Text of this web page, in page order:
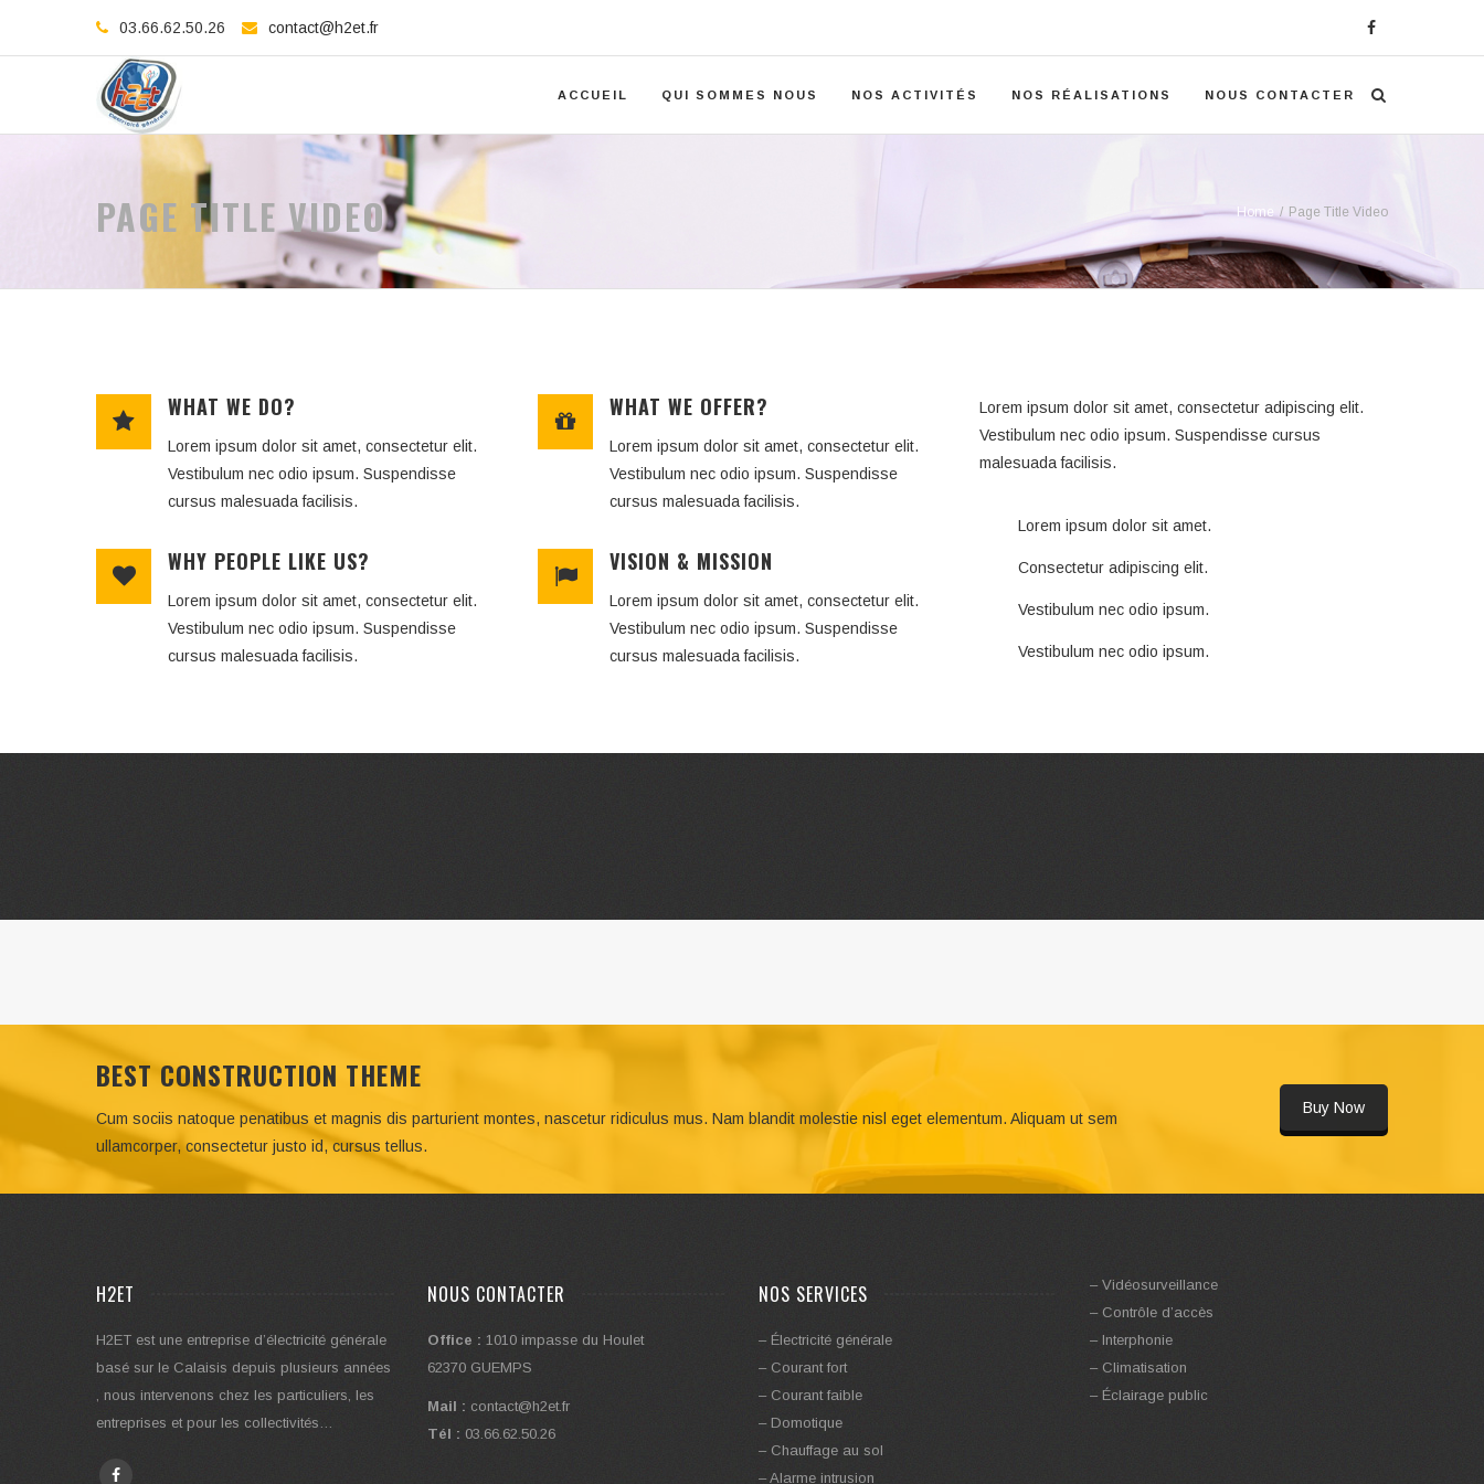
03.66.62.50.26 contact@h2et.fr
ACCUEIL QUI SOMMES NOUS NOS ACTIVITÉS NOS RÉALISATIONS NOUS CONTACTER
PAGE TITLE VIDEO Home / Page Title Video
WHAT WE DO?
Lorem ipsum dolor sit amet, consectetur elit.
Vestibulum nec odio ipsum. Suspendisse
cursus malesuada facilisis.
WHY PEOPLE LIKE US?
Lorem ipsum dolor sit amet, consectetur elit.
Vestibulum nec odio ipsum. Suspendisse
cursus malesuada facilisis.
WHAT WE OFFER?
Lorem ipsum dolor sit amet, consectetur elit.
Vestibulum nec odio ipsum. Suspendisse
cursus malesuada facilisis.
VISION & MISSION
Lorem ipsum dolor sit amet, consectetur elit.
Vestibulum nec odio ipsum. Suspendisse
cursus malesuada facilisis.
Lorem ipsum dolor sit amet, consectetur adipiscing elit.
Vestibulum nec odio ipsum. Suspendisse cursus
malesuada facilisis.
Lorem ipsum dolor sit amet.
Consectetur adipiscing elit.
Vestibulum nec odio ipsum.
Vestibulum nec odio ipsum.
BEST CONSTRUCTION THEME
Cum sociis natoque penatibus et magnis dis parturient montes, nascetur ridiculus mus. Nam blandit molestie nisl eget elementum. Aliquam ut sem
ullamcorper, consectetur justo id, cursus tellus.
Buy Now
H2ET
H2ET est une entreprise d’électricité générale
basé sur le Calaisis depuis plusieurs années
, nous intervenons chez les particuliers, les
entreprises et pour les collectivités…
NOUS CONTACTER
Office : 1010 impasse du Houlet
62370 GUEMPS
Mail : contact@h2et.fr
Tél : 03.66.62.50.26
NOS SERVICES
– Électricité générale
– Courant fort
– Courant faible
– Domotique
– Chauffage au sol
– Alarme intrusion
– Vidéosurveillance
– Contrôle d’accès
– Interphonie
– Climatisation
– Éclairage public